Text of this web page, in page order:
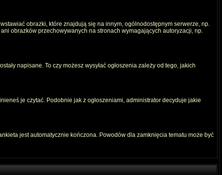
obrazki, które znajdują się na innym, ogólnodostępnym serwerze, np.
obrazków przechowywanych na stronach wymagających autoryzacji, np.
napisane. To czy możesz wysyłać ogłoszenia zależy od tego, jakich
je czytać. Podobnie jak z ogłoszeniami, administrator decyduje jakie
jest automatycznie kończona. Powodów dla zamknięcia tematu może być